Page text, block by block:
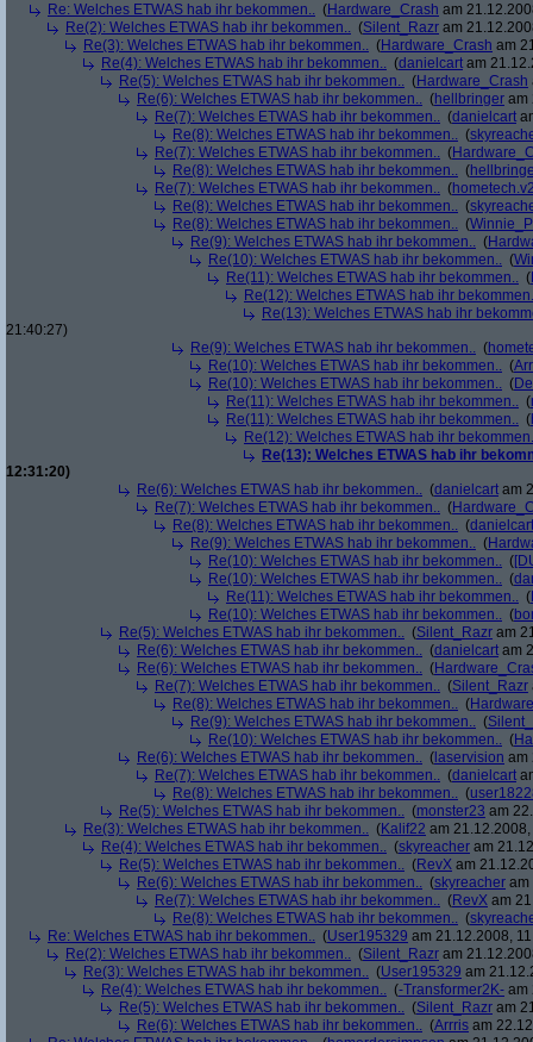
Re: Welches ETWAS hab ihr bekommen.. (Hardware_Crash am
Re(2): Welches ETWAS hab ihr bekommen.. (Silent_Razr am
Re(3): Welches ETWAS hab ihr bekommen.. (Hardware_Crash am
Re(4): Welches ETWAS hab ihr bekommen.. (danielcart am
Re(5): Welches ETWAS hab ihr bekommen.. (Hardware_Crash
Re(6): Welches ETWAS hab ihr bekommen.. (hellbringer am
Re(7): Welches ETWAS hab ihr bekommen.. (danielcart
Re(8): Welches ETWAS hab ihr bekommen.. (
Re(7): Welches ETWAS hab ihr bekommen.. (
Re(8): Welches ETWAS hab ihr bekommen.. (
Re(7): Welches ETWAS hab ihr bekommen.. (
Re(8): Welches ETWAS hab ihr bekommen.. (
Re(8): Welches ETWAS hab ihr bekommen.. (
Re(9): Welches ETWAS hab ihr bekommen.. (
Re(10): Welches ETWAS hab ihr bekommen.. (
Re(11): Welches ETWAS hab ihr bekommen.. (
Re(12): Welches ETWAS hab ihr
Re(13): Welches ETWAS hab ihr
21:40:27)
Re(9): Welches ETWAS hab ihr bekommen.. (
Re(10): Welches ETWAS hab ihr bekommen.. (
Re(10): Welches ETWAS hab ihr bekommen.. (
Re(11): Welches ETWAS hab ihr bekommen.. (
Re(11): Welches ETWAS hab ihr bekommen.. (
Re(12): Welches ETWAS hab ihr
Re(13): Welches ETWAS hab ihr
12:31:20)
Re(6): Welches ETWAS hab ihr bekommen.. (danielcart am
Re(7): Welches ETWAS hab ihr bekommen.. (
Re(8): Welches ETWAS hab ihr bekommen.. (danielcart
Re(9): Welches ETWAS hab ihr bekommen.. (
Re(10): Welches ETWAS hab ihr bekommen.. (
Re(10): Welches ETWAS hab ihr bekommen.. (
Re(11): Welches ETWAS hab ihr bekommen.. (
Re(10): Welches ETWAS hab ihr bekommen.. (
Re(5): Welches ETWAS hab ihr bekommen.. (Silent_Razr am
Re(6): Welches ETWAS hab ihr bekommen.. (danielcart am
Re(6): Welches ETWAS hab ihr bekommen.. (
Re(7): Welches ETWAS hab ihr bekommen.. (Silent_Razr
Re(8): Welches ETWAS hab ihr bekommen.. (
Re(9): Welches ETWAS hab ihr bekommen.. (
Re(10): Welches ETWAS hab ihr bekommen.. (
Re(6): Welches ETWAS hab ihr bekommen.. ( laservision am
Re(7): Welches ETWAS hab ihr bekommen.. (danielcart
Re(8): Welches ETWAS hab ihr bekommen.. (
Re(5): Welches ETWAS hab ihr bekommen.. (monster23 am
Re(3): Welches ETWAS hab ihr bekommen.. (Kalif22 am
Re(4): Welches ETWAS hab ihr bekommen.. (skyreacher am
Re(5): Welches ETWAS hab ihr bekommen.. (RevX am
Re(6): Welches ETWAS hab ihr bekommen.. (skyreacher am
Re(7): Welches ETWAS hab ihr bekommen.. (RevX am
Re(8): Welches ETWAS hab ihr bekommen.. (
Re: Welches ETWAS hab ihr bekommen.. (User195329 am 21.12.2008,
Re(2): Welches ETWAS hab ihr bekommen.. (Silent_Razr am
Re(3): Welches ETWAS hab ihr bekommen.. (User195329 am
Re(4): Welches ETWAS hab ihr bekommen.. (-Transformer2K- am
Re(5): Welches ETWAS hab ihr bekommen.. (Silent_Razr am
Re(6): Welches ETWAS hab ihr bekommen.. (Arrris am